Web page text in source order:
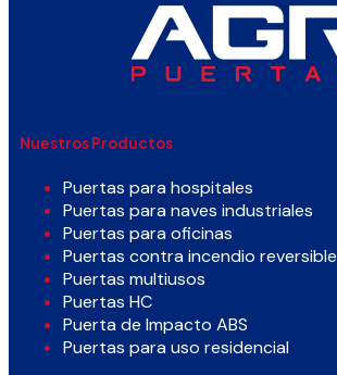
Nuestros Productos
Puertas para hospitales
Puertas para naves industriales
Puertas para oficinas
Puertas contra incendio reversible
Puertas multiusos
Puertas HC
Puerta de Impacto ABS
Puertas para uso residencial